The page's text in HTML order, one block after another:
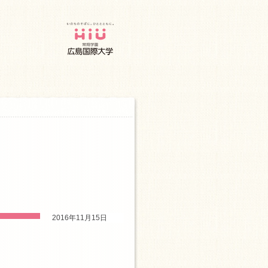
2016年11月15日